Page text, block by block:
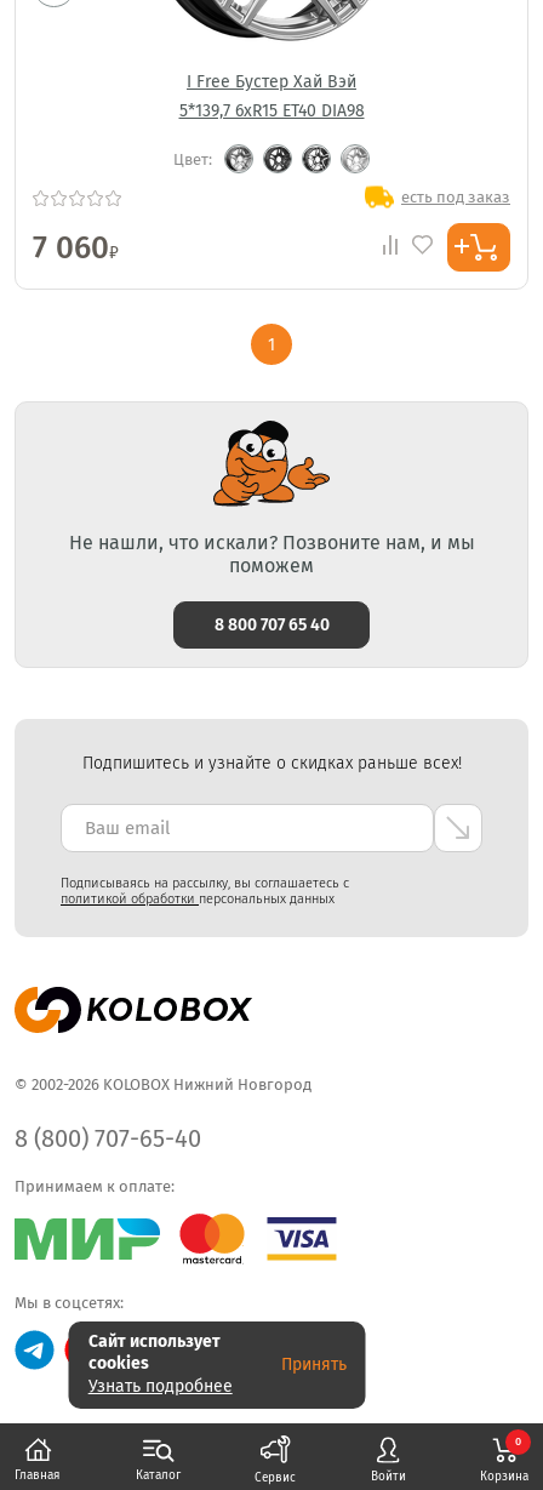
I Free Бустер Хай Вэй
5*139,7 6xR15 ET40 DIA98
Цвет:
есть под заказ
7 060₽
1
Не нашли, что искали? Позвоните нам, и мы
поможем
8 800 707 65 40
Подпишитесь и узнайте о скидках раньше всех!
Подписываясь на рассылку, вы соглашаетесь с
политикой обработки персональных данных
© 2002-2026 KOLOBOX Нижний Новгород
8 (800) 707-65-40
Принимаем к оплате:
Мы в соцсетях:
Главная Каталог Сервис Войти
0
Корзина
Сайт использует
cookies
Узнать подробнее
Принять